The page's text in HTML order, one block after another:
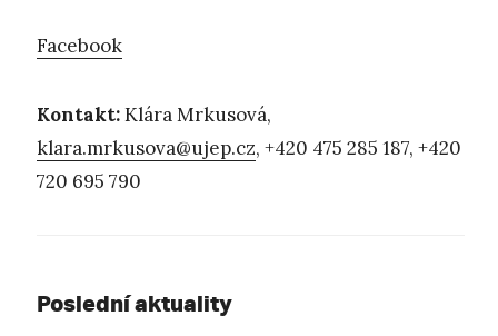
Facebook
Kontakt:Klára Mrkusová,
klara.mrkusova@ujep.cz, +420 475 285 187, +420
720 695 790
Poslední aktuality